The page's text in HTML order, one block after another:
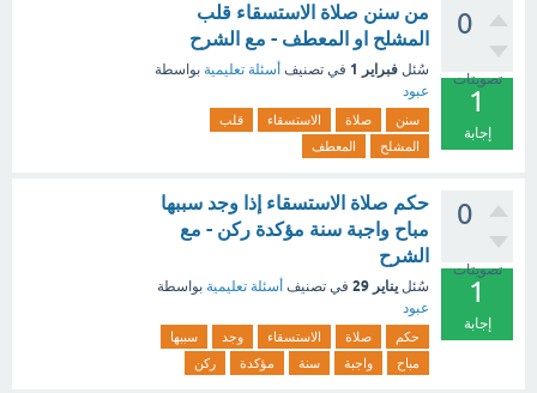
0
تصويتات
1
إجابة
من سنن صلاة الاستسقاء قلب
المشلح او المعطف - مع الشرح
سُئل فبراير 1 في تصنيف أسئلة تعليمية بواسطة
عبود
سنن صلاة الاستسقاء
قلب
المشلح
المعطف
0
تصويتات
1
إجابة
حكم صلاة الاستسقاء إذا وجد سببها
مباح واجبة سنة مؤكدة ركن - مع
الشرح
سُئل يناير 29 في تصنيف أسئلة تعليمية بواسطة
عبود
حكم صلاة الاستسقاء وجد
سببها
مباح
واجبة سنة مؤكدة ركن